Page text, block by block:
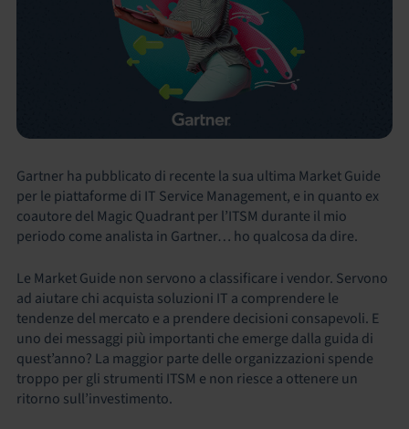
Gartner ha pubblicato di recente la sua ultima Market Guide
per le piattaforme di IT Service Management, e in quanto ex
coautore del Magic Quadrant per l’ITSM durante il mio
periodo come analista in Gartner… ho qualcosa da dire.
Le Market Guide non servono a classificare i vendor. Servono
ad aiutare chi acquista soluzioni IT a comprendere le
tendenze del mercato e a prendere decisioni consapevoli. E
uno dei messaggi più importanti che emerge dalla guida di
quest’anno? La maggior parte delle organizzazioni spende
troppo per gli strumenti ITSM e non riesce a ottenere un
ritorno sull’investimento.